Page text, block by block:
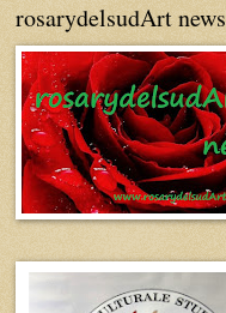
rosarydelsudArt news